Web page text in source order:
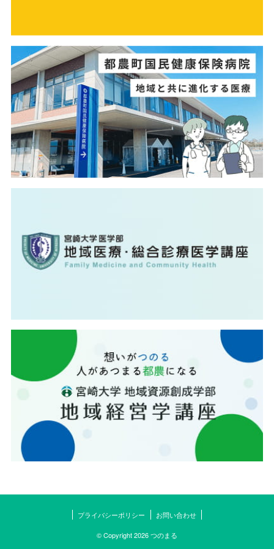
プライバシーポリシー お問い合わせ
© Copyright 2026 つのまる